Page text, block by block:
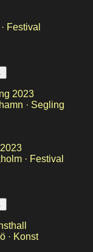
· Festival
2023
· Segling
· Festival
· Konst